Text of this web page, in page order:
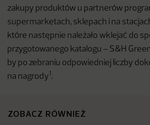
zakupy produktów u partnerów
supermarketach, sklepach i na
które następnie należało wklejać do
przygotowanego katalogu – S&H
by po zebraniu odpowiedniej liczby
na nagrody 1.
ZOBACZ RÓWNIEŻ